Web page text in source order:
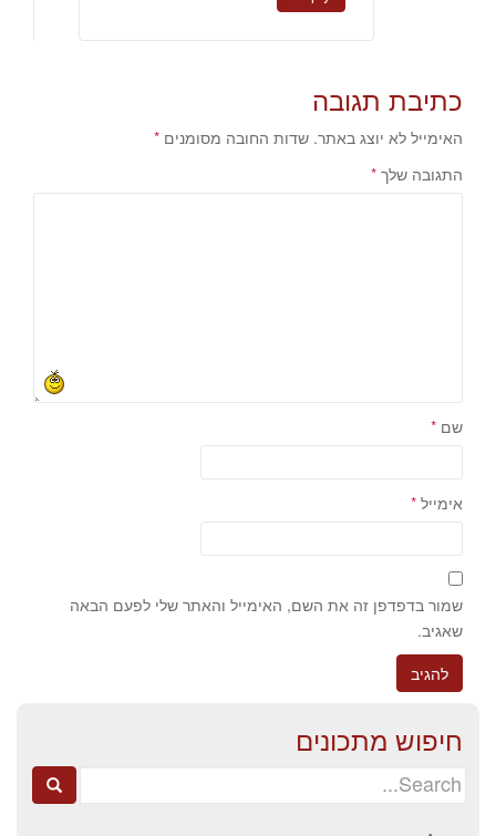
כתיבת תגובה
האימייל לא יוצג באתר. שדות החובה מסומנים *
התגובה שלך *
שם *
אימייל *
שמור בדפדפן זה את השם, האימייל והאתר שלי לפעם הבאה
שאגיב.
חיפוש מתכונים
Search